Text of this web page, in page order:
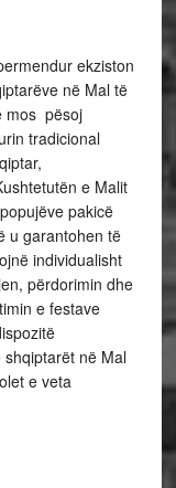
ekziston
në Mal të
mos pësoj
tradicional
e Malit
pakicë
u garantohen të
individualisht
përdorimin dhe
e festave
në Mal
e veta